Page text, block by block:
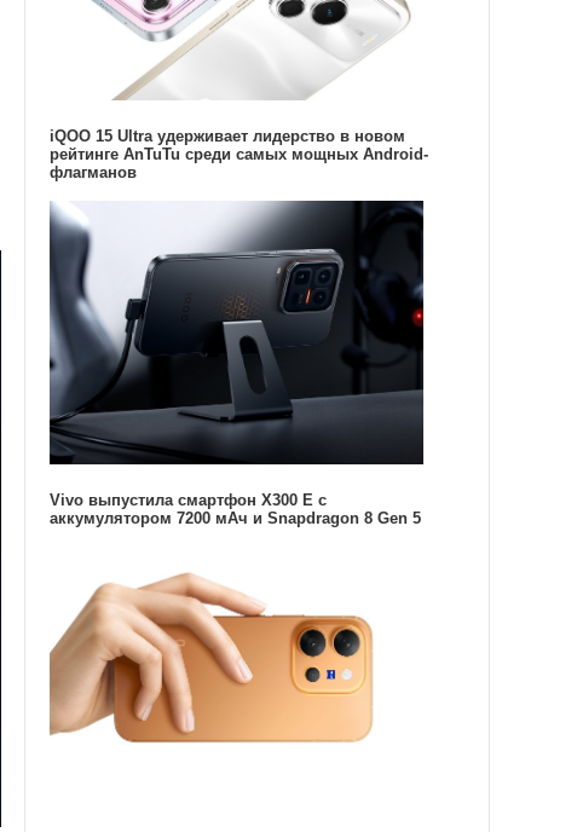
iQOO 15 Ultra удерживает лидерство в новом
рейтинге AnTuTu среди самых мощных Android-
флагманов
Vivo выпустила смартфон X300 E с
аккумулятором 7200 мАч и Snapdragon 8 Gen 5